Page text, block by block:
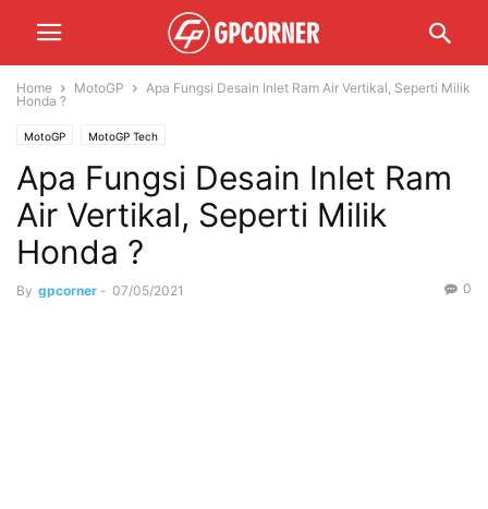
Home MotoGP
Apa Fungsi Desain Inlet Ram Air Vertikal, Seperti Milik
Honda ?
MotoGP MotoGP Tech
Apa Fungsi Desain Inlet Ram
Air Vertikal, Seperti Milik
Honda ?
By gpcorner - 07/05/2021 0